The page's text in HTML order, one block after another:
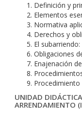
Definición y
Elementos
Normativa
Derechos y
El
Obligaciones
Enajenación
Procedimiento
UNIDAD
ARRENDAMIENTO